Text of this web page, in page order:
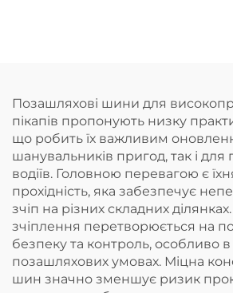
Позашляхові шини для
пікапів пропонують низку
що робить їх важливим
шанувальників пригод, так і для
водіїв. Головною перевагою є
прохідність, яка забезпечує
зчіп на різних складних
зчіплення перетворюється на
безпеку та контроль, особливо
позашляхових умовах. Міцна
шин значно зменшує ризик